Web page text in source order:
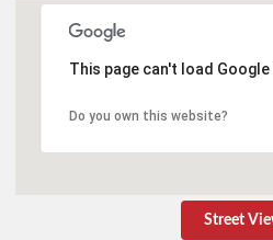
This page can't load
Do you own this website?
Street